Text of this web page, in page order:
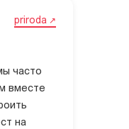
priroda
часто
вместе
на